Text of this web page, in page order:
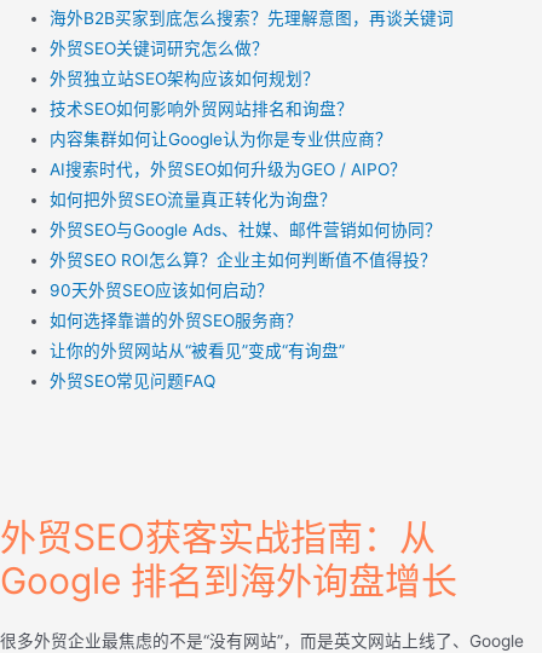
海外B2B买家到底怎么搜索？先理解意图，再谈关键词
外贸SEO关键词研究怎么做？
外贸独立站SEO架构应该如何规划？
技术SEO如何影响外贸网站排名和询盘？
内容集群如何让Google认为你是专业供应商？
AI搜索时代，外贸SEO如何升级为GEO / AIPO？
如何把外贸SEO流量真正转化为询盘？
外贸SEO与Google Ads、社媒、邮件营销如何协同？
外贸SEO ROI怎么算？企业主如何判断值不值得投？
90天外贸SEO应该如何启动？
如何选择靠谱的外贸SEO服务商？
让你的外贸网站从“被看见”变成“有询盘”
外贸SEO常见问题FAQ
外贸SEO获客实战指南：从
Google 排名到海外询盘增长
很多外贸企业最焦虑的不是“没有网站”，而是英文网站上线了、Google